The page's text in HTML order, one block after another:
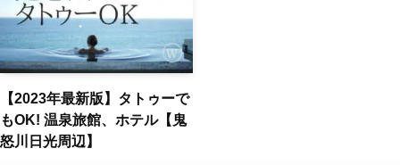
【2023年最新版】タトゥーで
もOK! 温泉旅館、ホテル【鬼
怒川日光周辺】